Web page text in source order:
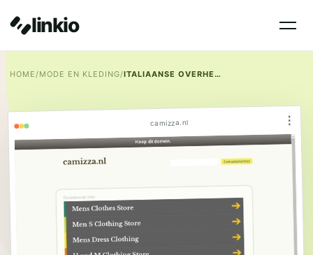
linkio
HOME/MODE EN KLEDING/ ITALIAANSE OVERHEMDEN
camizza.nl ⋮